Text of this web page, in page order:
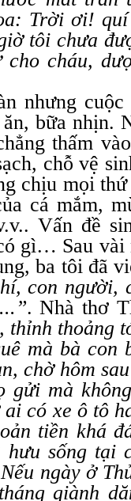
Trời ơi!
tôi chưa
cháu,
nhưng
bữa nhịn.
thấm
chỗ vệ
chịu mọi
cá mắm,
Vấn đề
gì… Sau
ba tôi đã
con người,
. Nhà thơ
thỉnh thoảng
mà bà con
chờ hôm
gửi mà
có xe ô tô
tiền khá
sống tại
ngày ở
giành